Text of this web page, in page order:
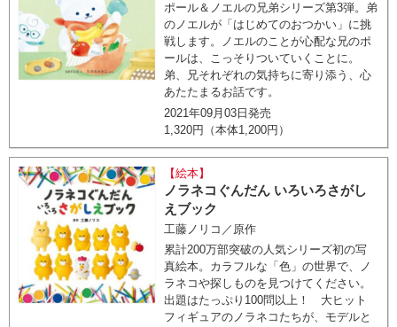
ポール＆ノエルの兄弟シリーズ第3弾。弟
のノエルが「はじめてのおつかい」に挑
戦します。ノエルのことが心配な兄のポ
ールは、こっそりついていくことに。
弟、兄それぞれの気持ちに寄り添う、心
あたたまるお話です。
2021年09月03日発売
1,320円（本体1,200円）
【絵本】
ノラネコぐんだん いろいろさがし
えブック
工藤ノリコ／原作
累計200万部突破の人気シリーズ初の写
真絵本。カラフルな「色」の世界で、ノ
ラネコや探しものを見つけてください。
出題はたっぷり100問以上！ 大ヒット
フィギュアのノラネコたちが、モデルと